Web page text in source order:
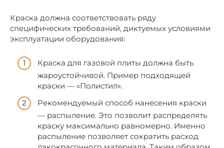
Краска должна соответствовать ряду
специфических требований, диктуемых условиями
эксплуатации оборудования:
Краска для газовой плиты должна быть
жароустойчивой. Пример подходящей
краски — «Полистил».
Рекомендуемый способ нанесения краски
— распыление. Это позволит распределять
краску максимально равномерно. Именно
распыление позволяет сократить расход